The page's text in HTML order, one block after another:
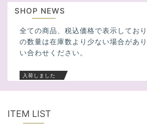
o
n
u
s
SHOP NEWS
全ての商品、税込価格で表示してお
の数量は在庫数より少ない場合があ
い合わせください。
入荷しました
【仁喜多津】1.8Ｌ 純米 伊予の薄
ITEM LIST